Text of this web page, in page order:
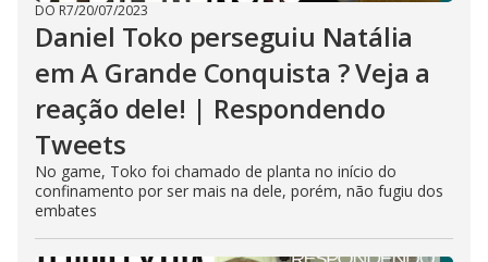
DO R7/20/07/2023
Daniel Toko perseguiu Natália
em A Grande Conquista ? Veja a
reação dele! | Respondendo
Tweets
No game, Toko foi chamado de planta no início do
confinamento por ser mais na dele, porém, não fugiu dos
embates